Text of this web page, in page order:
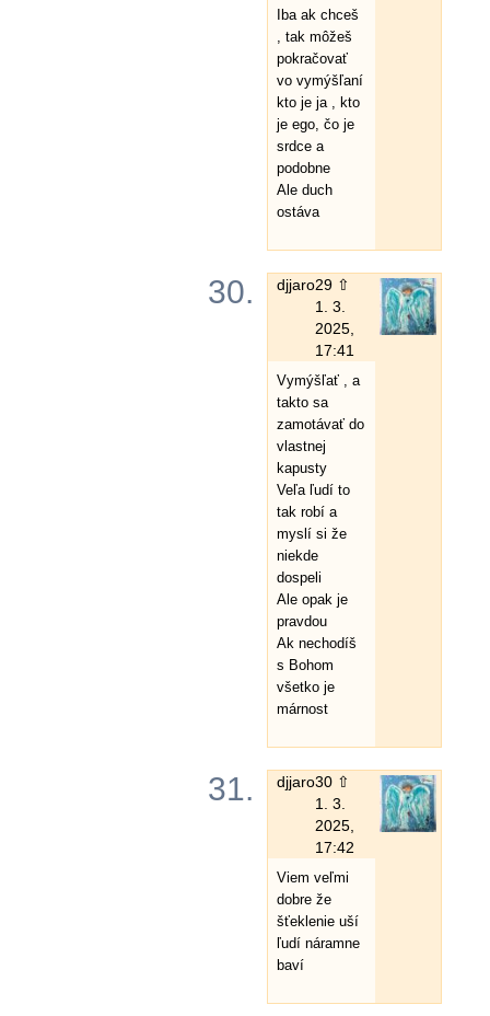
Iba ak chceš
, tak môžeš
pokračovať
vo vymýšľaní
kto je ja , kto
je ego, čo je
srdce a
podobne
Ale duch
ostáva
30. djjaro29 ⇧
1. 3.
2025,
17:41
Vymýšľať , a
takto sa
zamotávať do
vlastnej
kapusty
Veľa ľudí to
tak robí a
myslí si že
niekde
dospeli
Ale opak je
pravdou
Ak nechodíš
s Bohom
všetko je
márnost
31. djjaro30 ⇧
1. 3.
2025,
17:42
Viem veľmi
dobre že
šťeklenie uší
ľudí náramne
baví